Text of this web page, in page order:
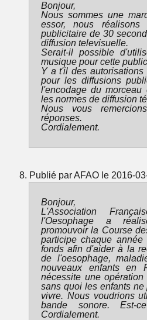
Bonjour,
Nous sommes une
essor, nous réalisons
publicitaire de 30
diffusion televisuelle.
Serait-il possible
musique pour cette
Y a t'il des autorisations
pour les diffusions
l'encodage du
les normes de diffusion
Nous vous
réponses.
Cordialement.
Publié par AFAO le 2016-
Bonjour,
L'Association
l'Oesophage a
promouvoir la Course
participe chaque
fonds afin d'aider à la
de l'oesophage,
nouveaux enfants
nécessite une
sans quoi les enfants
vivre. Nous voudrions
bande sonore. Est-
Cordialement.